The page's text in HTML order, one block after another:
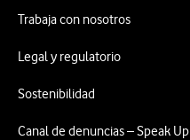
Trabaja con nosotros
Legal y regulatorio
Sostenibilidad
Canal de denuncias – Speak Up